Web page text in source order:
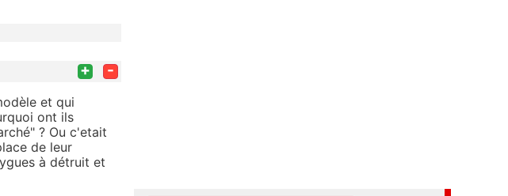
+ -
et qui
ont ils
? Ou c'etait
de leur
à détruit et